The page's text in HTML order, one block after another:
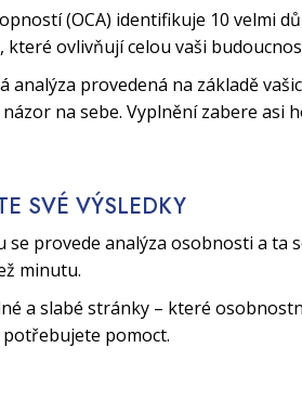
(OCA) identifikuje 10 velmi
ovlivňují celou vaši
analýza provedená na základě
na sebe. Vyplnění zabere asi
SVÉ VÝSLEDKY
se provede analýza osobnosti a ta
minutu.
a slabé stránky – které
pomoct.